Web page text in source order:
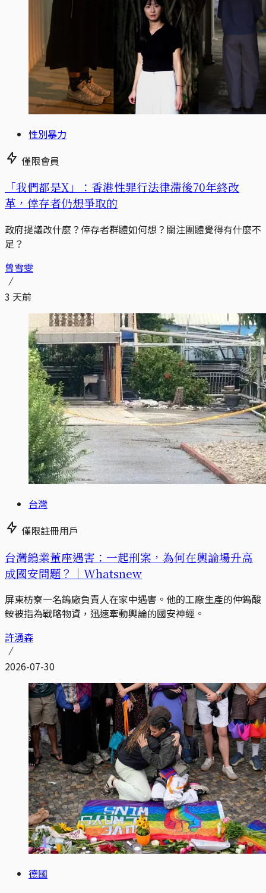
性別暴力
僅限會員
「我們都是X」：香港性罪行法律滯後70年終改
革，倖存者仍想爭取的
政府提議改什麼？倖存者群體如何想？關注團體覺得有什麼不
足？
曾雪雯
3 天前
台灣
僅限註冊用戶
台灣鎢業董座遇害：一起刑案，為何在輿論場升高
成國安問題？｜Whatsnew
屏東枋寮一名鎢廠負責人在家中遇害。他的工廠生產的仲鎢酸
銨被指為戰略物資，迅速牽動輿論的國安神經。
許湧森
2026-07-30
德國